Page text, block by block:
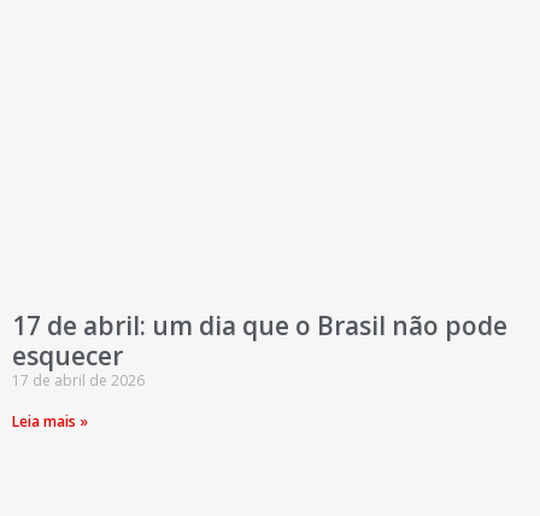
17 de abril: um dia que o Brasil não pode
esquecer
17 de abril de 2026
Leia mais »